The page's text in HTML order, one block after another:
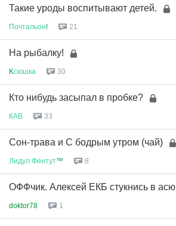
Такие уроды воспитывают детей.
Почтальон! 21
На рыбалку!
Kсюшка 30
Кто нибудь засыпал в пробке?
КАВ 33
Сон-трава и С бодрым утром (чай)
Лидул Фентут™ 8
ОФФчик. Алексей ЕКБ стукнись в асю
doktor78 1